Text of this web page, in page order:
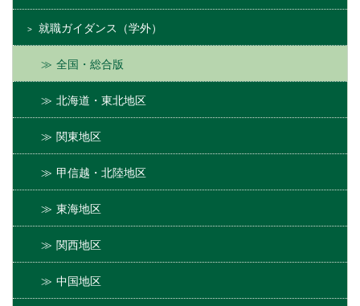
就職ガイダンス（学外）
全国・総合版
北海道・東北地区
関東地区
甲信越・北陸地区
東海地区
関西地区
中国地区